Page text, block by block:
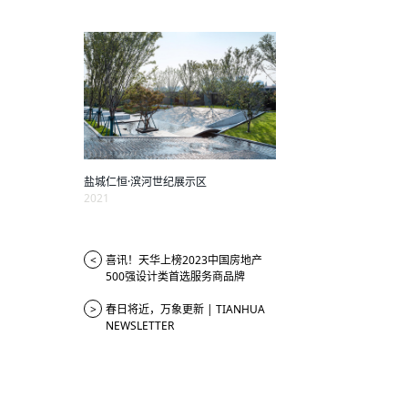
盐城仁恒·滨河世纪展示区
2021
<
喜讯！天华上榜2023中国房地产
500强设计类首选服务商品牌
>
春日将近，万象更新 | TIANHUA
NEWSLETTER